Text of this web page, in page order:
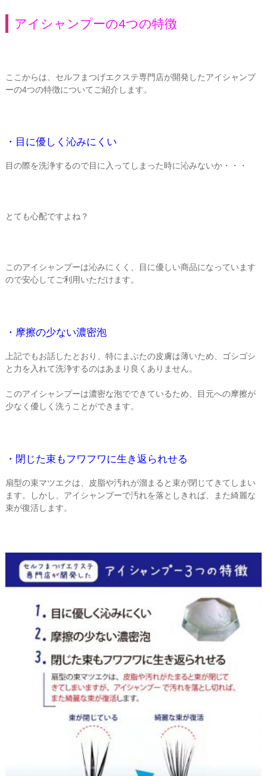
アイシャンプーの4つの特徴
ここからは、セルフまつげエクステ専門店が開発したアイシャンプ
ーの4つの特徴についてご紹介します。
・目に優しく沁みにくい
目の際を洗浄するので目に入ってしまった時に沁みないか・・・
とても心配ですよね？
このアイシャンプーは沁みにくく、目に優しい商品になっています
ので安心してご利用いただけます。
・摩擦の少ない濃密泡
上記でもお話したとおり、特にまぶたの皮膚は薄いため、ゴシゴシ
と力を入れて洗浄するのはあまり良くありません。
このアイシャンプーは濃密な泡でできているため、目元への摩擦が
少なく優しく洗うことができます。
・閉じた束もフワフワに生き返られせる
扇型の束マツエクは、皮脂や汚れが溜まると束が閉じてきてしまい
ます。しかし、アイシャンプーで汚れを落としきれば、また綺麗な
束が復活します。